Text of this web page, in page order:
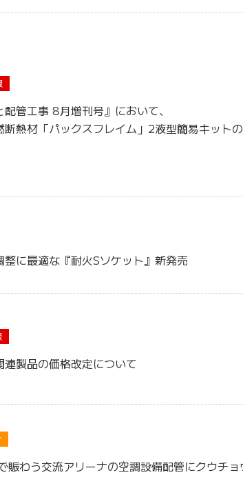
管工事 8月増刊号』において、
熱材「パックスフレイム」2液型簡易キット
に最適な『耐火Sソケット』新発売
製品の価格改定について
賑わう交流アリーナの空調設備配管にクウチ